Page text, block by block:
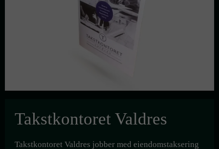
Takstkontoret Valdres
Takstkontoret Valdres jobber med eiendomstaksering